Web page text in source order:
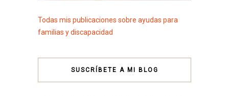
Todas mis publicaciones sobre ayudas para
familias y discapacidad
SUSCRÍBETE A MI BLOG